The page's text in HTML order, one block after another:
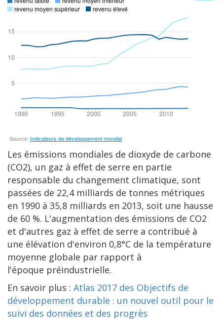
Les émissions mondiales de dioxyde de carbone
(CO2), un gaz à effet de serre en partie
responsable du changement climatique, sont
passées de 22,4 milliards de tonnes métriques
en 1990 à 35,8 milliards en 2013, soit une hausse
de 60 %. L'augmentation des émissions de CO2
et d'autres gaz à effet de serre a contribué à
une élévation d'environ 0,8°C de la température
moyenne globale par rapport à
l'époque préindustrielle.
En savoir plus : Atlas 2017 des Objectifs de
développement durable : un nouvel outil pour le
suivi des données et des progrès